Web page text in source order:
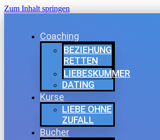
Zum Inhalt springen
Coaching
BEZIEHUNG
RETTEN
LIEBESKUMMER
DATING
Kurse
LIEBE OHNE
ZUFALL
Bücher